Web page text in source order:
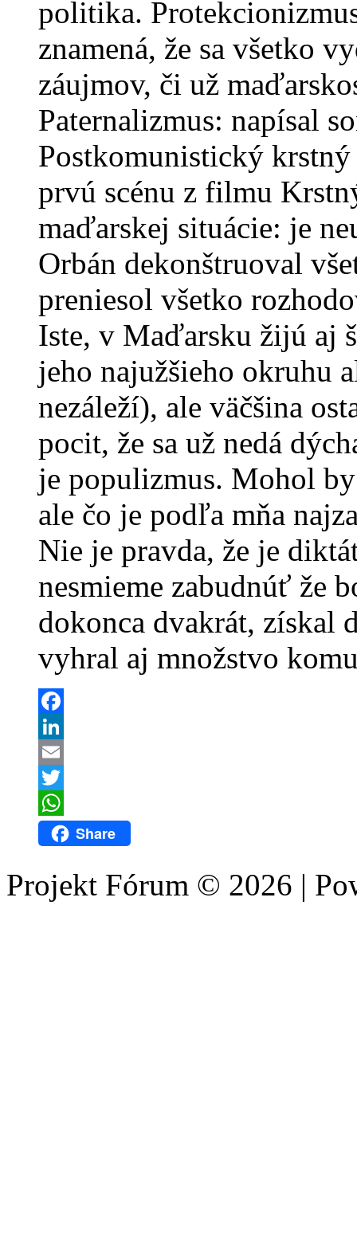
politika.
znamená, že sa všetko
záujmov, či už
Paternalizmus: napísal
Postkomunistický
prvú scénu z filmu
maďarskej situácie: je
Orbán dekonštruoval
preniesol všetko
Iste, v Maďarsku žijú aj
jeho najužšieho okruhu
nezáleží), ale väčšina
pocit, že sa už nedá
je populizmus. Mohol
ale čo je podľa mňa
Nie je pravda, že je
nesmieme zabudnúť že
dokonca dvakrát, získal
vyhral aj množstvo
Facebook
LinkedIn
Email
Twitter
WhatsAppShare
Projekt Fórum © 2026 |